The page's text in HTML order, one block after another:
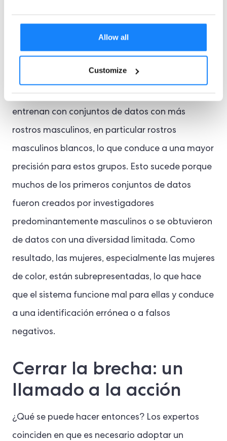
Allow all
Customize
abogada de derechos civiles Maya Johnson. “Es
una discriminación digital, pura y simple”. La
desigualdad en la tecnología de verificación
entrenan con conjuntos de datos con más
rostros masculinos, en particular rostros
masculinos blancos, lo que conduce a una mayor
precisión para estos grupos. Esto sucede porque
muchos de los primeros conjuntos de datos
fueron creados por investigadores
predominantemente masculinos o se obtuvieron
de datos con una diversidad limitada. Como
resultado, las mujeres, especialmente las mujeres
de color, están subrepresentadas, lo que hace
que el sistema funcione mal para ellas y conduce
a una identificación errónea o a falsos
negativos.
Cerrar la brecha: un
llamado a la acción
¿Qué se puede hacer entonces? Los expertos
coinciden en que es necesario adoptar un